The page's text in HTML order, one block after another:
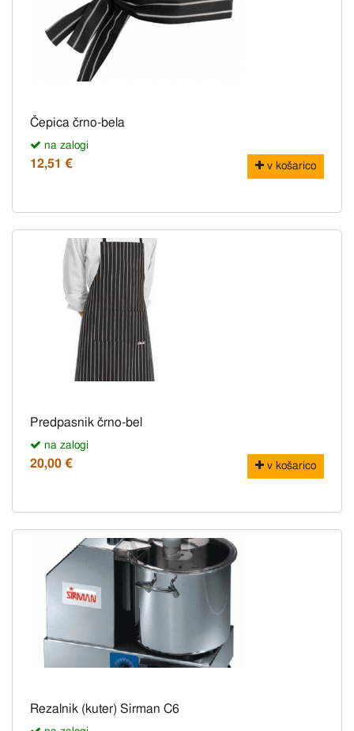
Čepica črno-bela
na zalogi
12,51 € v košarico
Predpasnik črno-bel
na zalogi
20,00 € v košarico
Rezalnik (kuter) Sirman C6